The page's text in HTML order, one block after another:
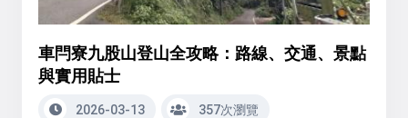
車閂寮九股山登山全攻略：路線、交通、景點
與實用貼士
2026-03-13 357次瀏覽